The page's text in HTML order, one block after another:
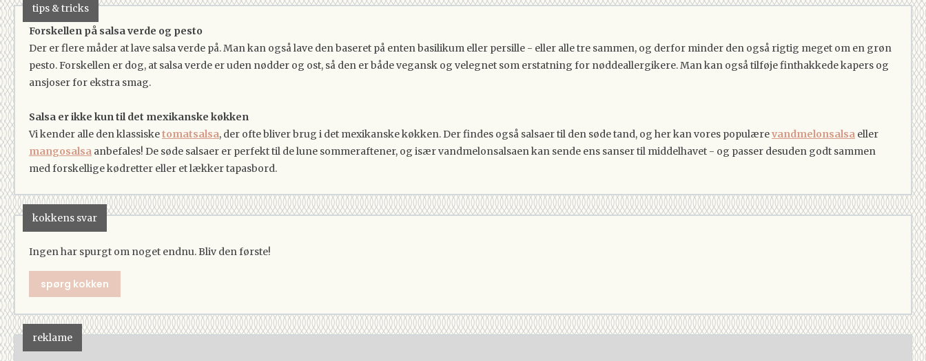
tips & tricks
Forskellen på salsa verde og pesto
Der er flere måder at lave salsa verde på. Man kan også lave den baseret på enten basilikum eller persille - eller alle tre sammen, og derfor minder den også rigtig meget om en grøn
pesto. Forskellen er dog, at salsa verde er uden nødder og ost, så den er både vegansk og velegnet som erstatning for nøddeallergikere. Man kan også tilføje finthakkede kapers og
ansjoser for ekstra smag.
Salsa er ikke kun til det mexikanske køkken
Vi kender alle den klassisketomatsalsa, der ofte bliver brug i det mexikanske køkken. Der findes også salsaer til den søde tand, og her kan vores populærevandmelonsalsa eller
mangosalsa anbefales! De søde salsaer er perfekt til de lune sommeraftener, og især vandmelonsalsaen kan sende ens sanser til middelhavet - og passer desuden godt sammen
med forskellige kødretter eller et lækker tapasbord.
kokkens svar
Ingen har spurgt om noget endnu. Bliv den første!
spørg kokken
reklame